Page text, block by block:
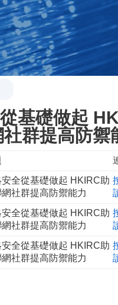
基礎做起
群提高防禦
全從基礎做起 HKIRC助
社群提高防禦能力
全從基礎做起 HKIRC助
社群提高防禦能力
全從基礎做起 HKIRC助
社群提高防禦能力